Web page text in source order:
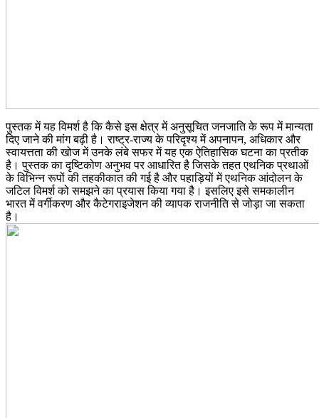
पुस्तक में यह विमर्श है कि कैसे इस क्षेत्र में अनुसूचित जनजाति के रूप में मान्यता
दिए जाने की मांग बढ़ी है। राष्ट्र-राज्य के परिदृश्य में अपनापन, अधिकार और
स्वायत्तता की खोज में उनके लंबे सफर में यह एक ऐतिहासिक घटना का प्रतीक
है। पुस्तक का दृष्टिकोण अनुभव पर आधारित है जिसके तहत एथनिक प्रथाओं
के विभिन्न रूपों की तहकीकात की गई है और पहाड़ियों में एथनिक आंदोलन के
जटिल विमर्श को समझने का प्रयास किया गया है। इसलिए इसे समकालीन
भारत में वर्गीकरण और कैटेगराइजेशन की व्यापक राजनीति से जोड़ा जा सकता
है।